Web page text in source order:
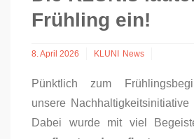
Frühling ein!
8. April 2026 KLUNI News
Pünktlich zum
unsere Nachhaltigkeitsinitiative
Dabei wurde mit viel